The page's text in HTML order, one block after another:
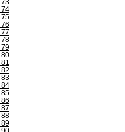
73
74
75
78
79
80
83
84
85
88
89